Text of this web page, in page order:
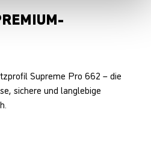
Supreme Pro 662 – die
sichere und langlebige